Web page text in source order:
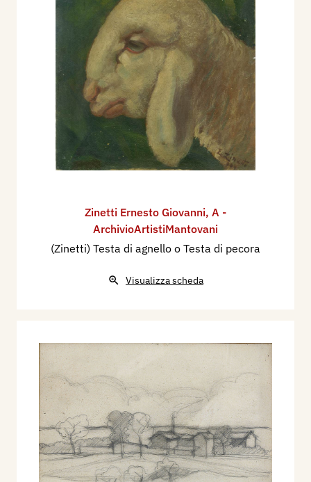
Zinetti Ernesto Giovanni, A -
ArchivioArtistiMantovani
(Zinetti) Testa di agnello o Testa di pecora
Visualizza scheda